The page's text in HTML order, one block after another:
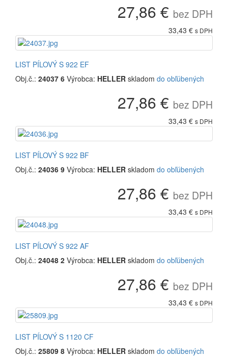
27,86 € bez DPH
33,43 € s DPH
LIST PÍLOVÝ S 922 EF
Obj.č.: 24037 6 Výrobca: HELLER skladom do obľúbených
27,86 € bez DPH
33,43 € s DPH
LIST PÍLOVÝ S 922 BF
Obj.č.: 24036 9 Výrobca: HELLER skladom do obľúbených
27,86 € bez DPH
33,43 € s DPH
LIST PÍLOVÝ S 922 AF
Obj.č.: 24048 2 Výrobca: HELLER skladom do obľúbených
27,86 € bez DPH
33,43 € s DPH
LIST PÍLOVÝ S 1120 CF
Obj.č.: 25809 8 Výrobca: HELLER skladom do obľúbených